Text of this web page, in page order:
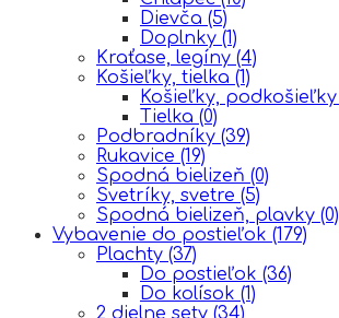
Dievča (5)
Doplnky (1)
Kraťase, legíny (4)
Košieľky, tielka (1)
Košieľky, podkošieľky
Tielka (0)
Podbradníky (39)
Rukavice (19)
Spodná bielizeň (0)
Svetríky, svetre (5)
Spodná bielizeň, plavky (0)
Vybavenie do postieľok (179)
Plachty (37)
Do postieľok (36)
Do kolísok (1)
2 dielne sety (34)